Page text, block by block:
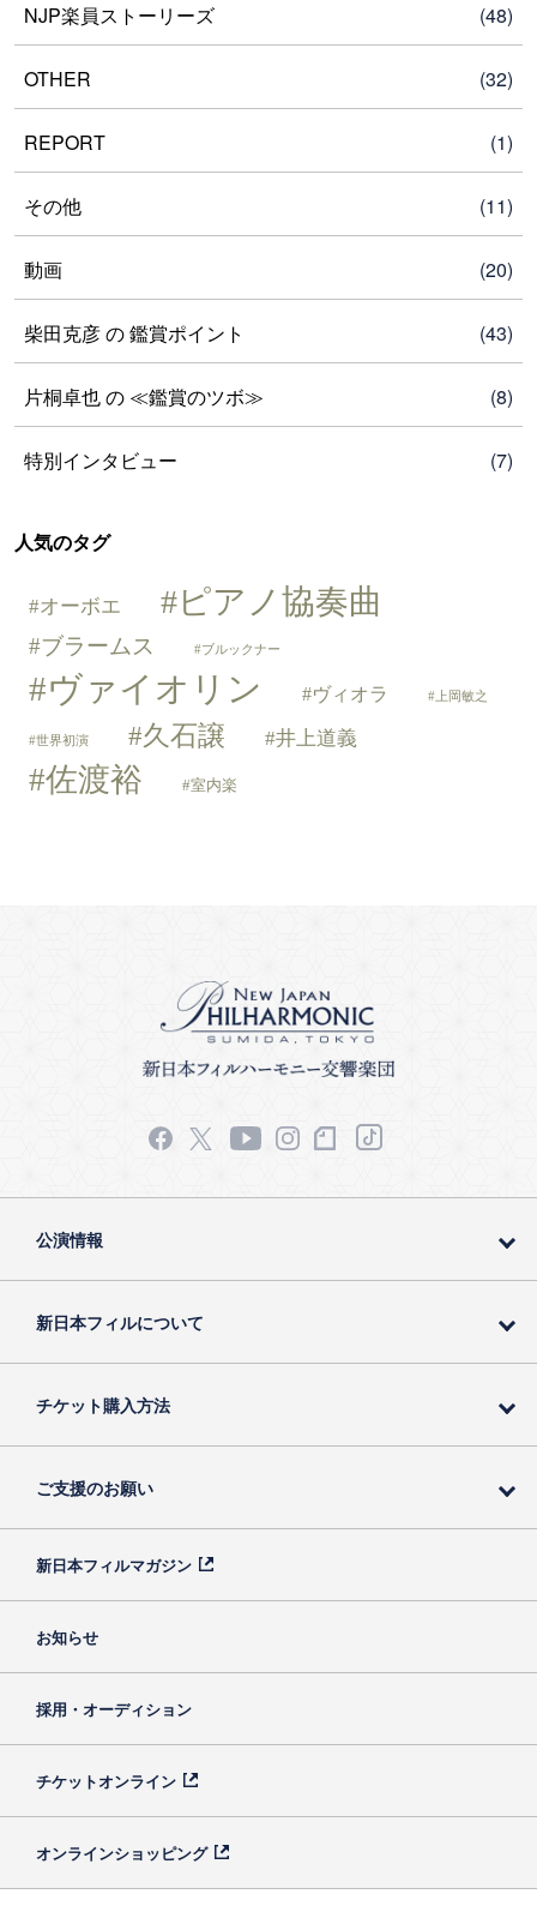
NJP楽員ストーリーズ (48)
OTHER (32)
REPORT (1)
その他 (11)
動画 (20)
柴田克彦 の 鑑賞ポイント (43)
片桐卓也 の ≪鑑賞のツボ≫ (8)
特別インタビュー (7)
人気のタグ
オーボエ ピアノ協奏曲
ブラームス ブルックナー
ヴァイオリン ヴィオラ 上岡敏之
世界初演 久石譲 井上道義
佐渡裕 室内楽
公演情報
新日本フィルについて
チケット購入方法
ご支援のお願い
新日本フィルマガジン
お知らせ
採用・オーディション
チケットオンライン
オンラインショッピング